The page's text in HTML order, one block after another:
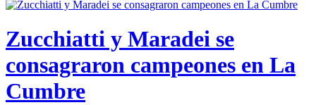
Zucchiatti y Maradei se
consagraron campeones en La
Cumbre